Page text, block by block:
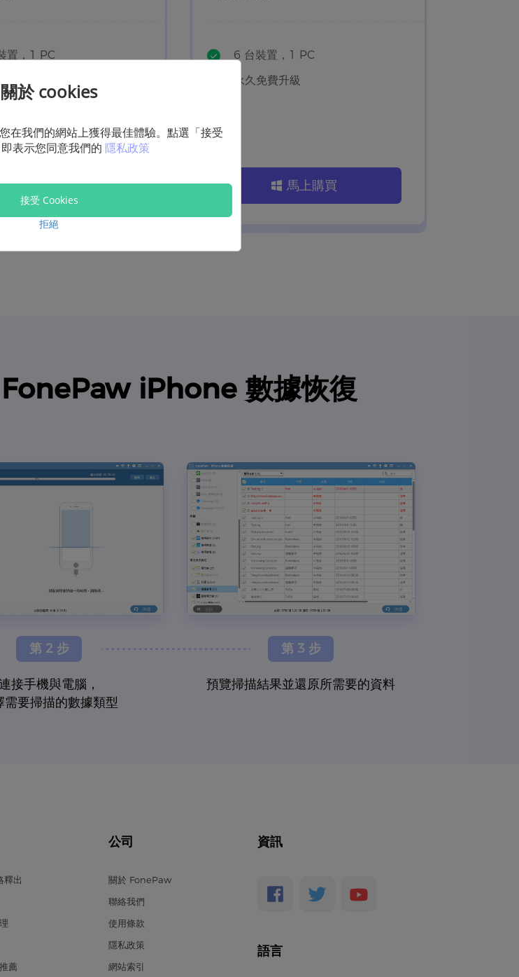
置，1 PC
訂
費升級
馬上購買
6 台裝置，1 PC
永久免費升級
馬上購買
iPhone 數據恢復
第 2 步
接手機與電腦，
需要掃描的數據類型
第 3 步
預覽掃描結果並還原所需要的資料
釋出
薦
公司
關於 FonePaw
聯絡我們
使用條款
隱私政策
網站索引
資訊
語言
關於 cookies
在我們的網站上獲得最佳體驗。點選「接受
表示您同意我們的 隱私政策
接受 Cookies
拒絕